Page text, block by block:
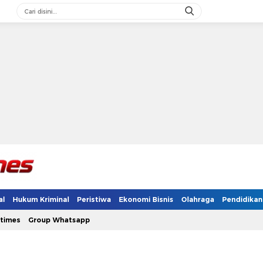
Hukum Kriminal Peristiwa Ekonomi Bisnis Olahraga Pendidikan
Group Whatsapp